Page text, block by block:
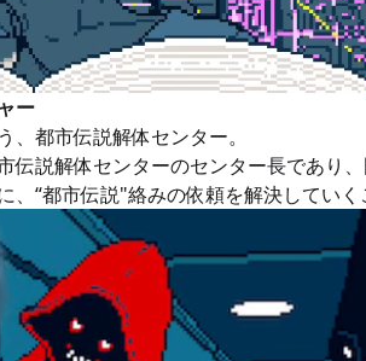
ー
都市伝説解体センター。
伝説解体センターのセンター長であり
、“都市伝説"絡みの依頼を解決していく